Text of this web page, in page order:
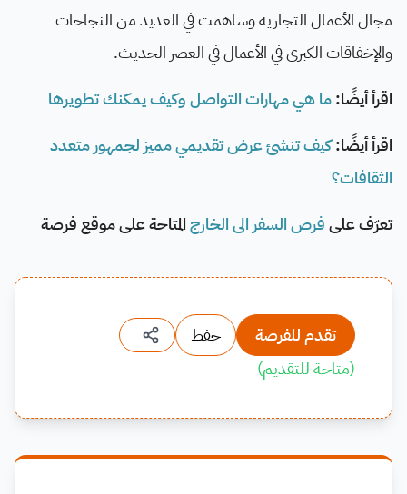
مجال الأعمال التجارية وساهمت في العديد من النجاحات
والإخفاقات الكبرى في الأعمال في العصر الحديث.
اقرأ أيضًا:ما هي مهارات التواصل وكيف يمكنك تطويرها
اقرأ أيضًا:كيف تنشئ عرض تقديمي مميز لجمهور متعدد
الثقافات؟
تعرّف علىفرص السفر الى الخارجالمتاحة على موقع فرصة
تقدم للفرصة
حفظ
(متاحة للتقديم)